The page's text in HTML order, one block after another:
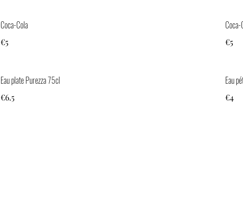
Coca-Cola
€5 €5
Eau plate Purezza 75cl
€6.5
Eau
€4